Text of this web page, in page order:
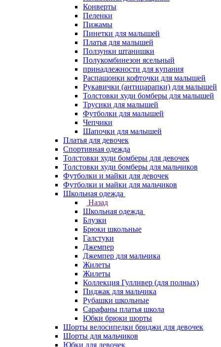
Конверты
Пеленки
Пижамы
Пинетки для малышей
Платья для малышей
Ползунки штанишки
Полукомбинезон ясельный
принадлежности для купания
Распашонки кофточки для малышей
Рукавички (антицарапки) для малышей
Толстовки худи бомберы для малышей
Трусики для малышей
Футболки для малышей
Чепчики
Шапочки для малышей
Платья для девочек
Спортивная одежда
Толстовки худи бомберы для девочек
Толстовки худи бомберы для мальчиков
Футболки и майки для девочек
Футболки и майки для мальчиков
Школьная одежда
Назад
Школьная одежда
Блузки
Брюки школьные
Галстуки
Джемпер
Джемпер для мальчика
Жилеты
Жилеты
Коллекция Гулливер (для полных)
Пиджак для мальчика
Рубашки школьные
Сарафаны платья школа
Юбки брюки шорты
Шорты велосипедки бриджи для девочек
Шорты для мальчиков
Юбки для девочек